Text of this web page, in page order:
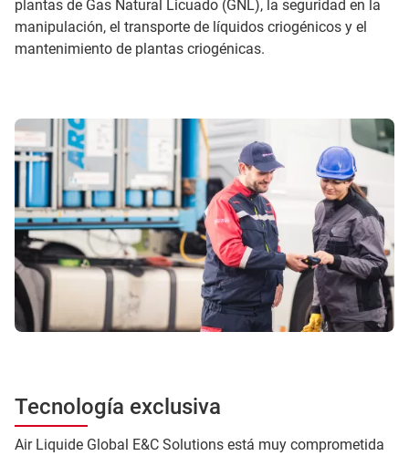
plantas de Gas Natural Licuado (GNL), la seguridad en la
manipulación, el transporte de líquidos criogénicos y el
mantenimiento de plantas criogénicas.
Tecnología exclusiva
Air Liquide Global E&C Solutions está muy comprometida